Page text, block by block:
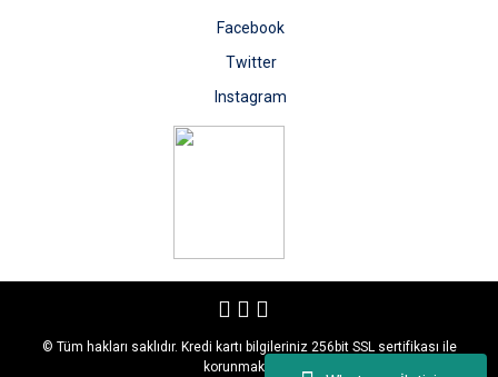
Facebook
Twitter
Instagram
© Tüm hakları saklıdır. Kredi kartı bilgileriniz 256bit SSL sertifikası ile
korunmaktadır.